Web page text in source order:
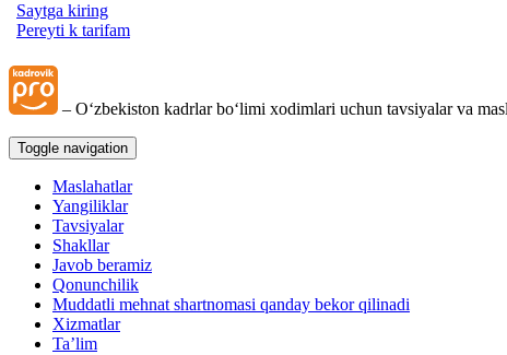
Saytga kiring
Pereyti k tarifam
– Oʻzbekiston kadrlar boʻlimi хodimlari uchun tavsiyalar va
Toggle navigation
Maslahatlar
Yangiliklar
Tavsiyalar
Shakllar
Javob beramiz
Qonunchilik
Muddatli mehnat shartnomasi qanday bekor qilinadi
Xizmatlar
Ta’lim